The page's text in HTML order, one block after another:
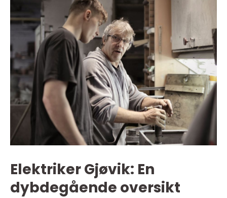
Elektriker Gjøvik: En
dybdegående oversikt